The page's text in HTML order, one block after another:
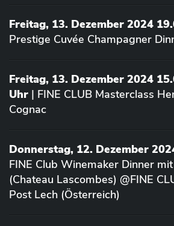
Freitag, 13. Dezember 2024
Prestige Cuvée Champagner
Freitag, 13. Dezember 2024
Uhr | FINE CLUB Masterclass
Cognac
Donnerstag, 12. Dezember
FINE Club Winemaker Dinner
(Chateau Lascombes) @FINE
Post Lech (Österreich)